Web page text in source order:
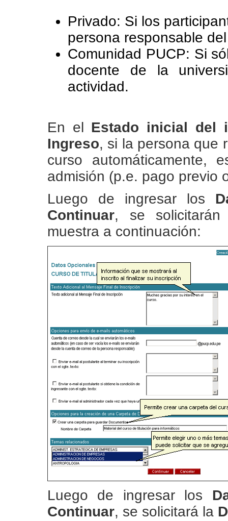
Privado: Si los
persona responsable
Comunidad PUCP: Si
docente de la
actividad.
En el Estado inicial del
Ingreso, si la persona que
curso automáticamente,
admisión (p.e. pago previo
Luego de ingresar los
Continuar, se
muestra a continuación:
Luego de ingresar los
Continuar, se solicitará la